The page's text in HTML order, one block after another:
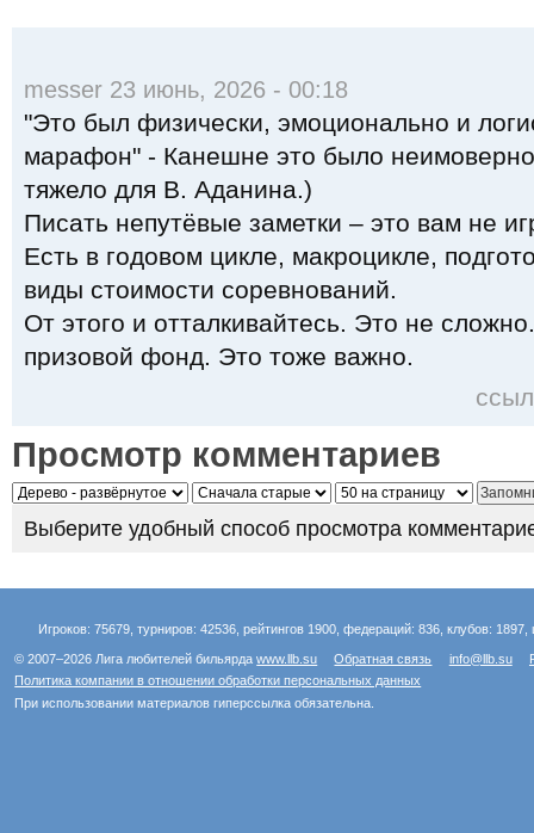
n
k
i
messer 23 июнь, 2026 - 00:18
"Это был физически, эмоционально и
марафон" - Канешне это было
тяжело для В. Аданина.)
Писать непутёвые заметки – это вам не
Есть в годовом цикле, макроцикле,
виды стоимости соревнований.
От этого и отталкивайтесь. Это не
призовой фонд. Это тоже важно.
Просмотр комментариев
Выберите удобный способ просмотра
Игроков: 75679, турниров: 42536, рейтингов 1900, федераций: 836, клубов:
© 2007–2026 Лига любителей бильярдаwww.llb.su Обратная связь info@llb.su
Политика компании в отношении обработки персональных данных
При использовании материалов гиперссылка обязательна.